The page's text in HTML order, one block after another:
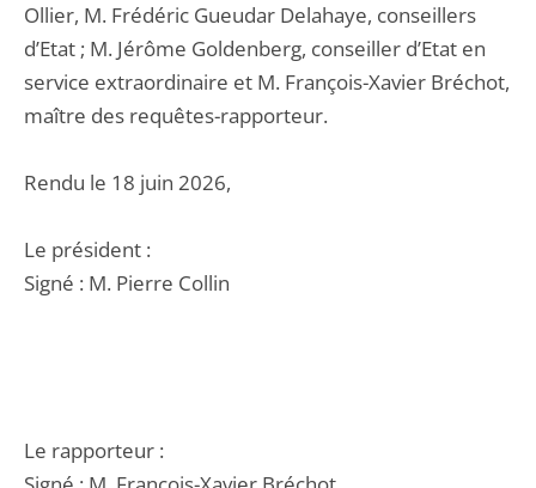
Ollier, M. Frédéric Gueudar Delahaye, conseillers
d’Etat ; M. Jérôme Goldenberg, conseiller d’Etat en
service extraordinaire et M. François-Xavier Bréchot,
maître des requêtes-rapporteur.
Rendu le 18 juin 2026,
Le président :
Signé : M. Pierre Collin
Le rapporteur :